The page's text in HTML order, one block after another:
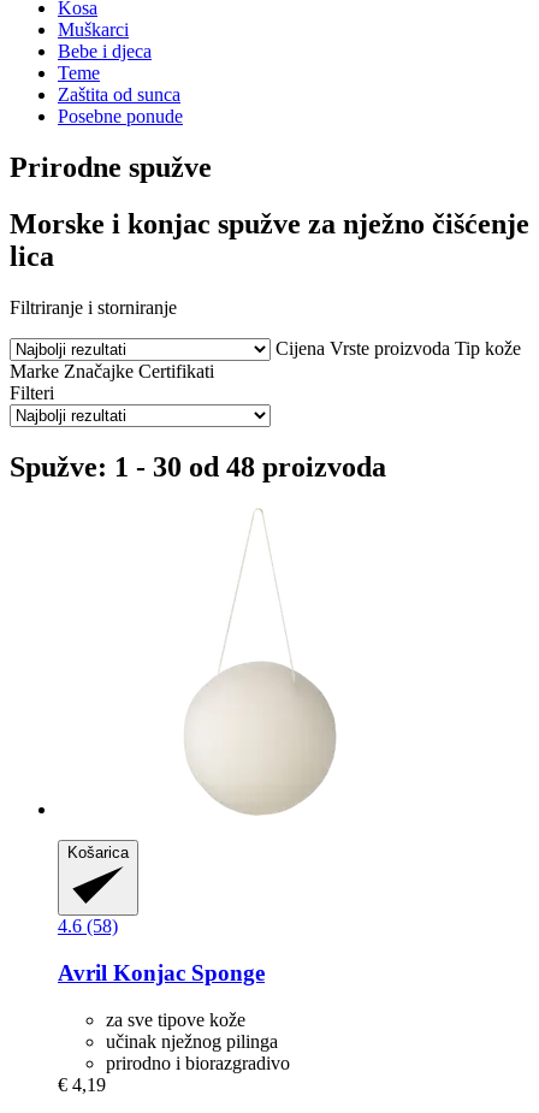
Kosa
Muškarci
Bebe i djeca
Teme
Zaštita od sunca
Posebne ponude
Prirodne spužve
Morske i konjac spužve za nježno čišćenje
lica
Filtriranje i storniranje
Cijena Vrste proizvoda Tip kože
Marke Značajke Certifikati
Filteri
Spužve: 1 - 30 od 48 proizvoda
Košarica
4.6 (58)
Avril Konjac Sponge
za sve tipove kože
učinak nježnog pilinga
prirodno i biorazgradivo
€ 4,19